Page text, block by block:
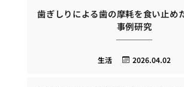
歯ぎしりによる歯の摩耗を食い止め
事例研究
2026.04.02
生活